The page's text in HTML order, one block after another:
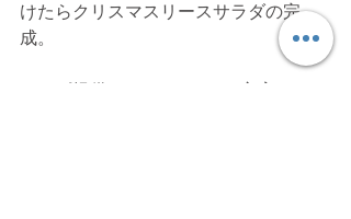
けたらクリスマスリースサラダの完
成。
レシピ提供：cucinina cucci 主宰 オリ